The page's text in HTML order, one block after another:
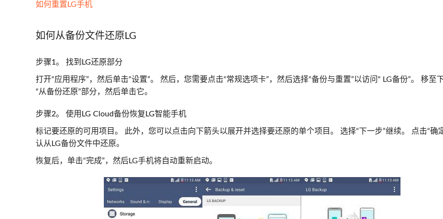
如何重置LG手机
如何从备份文件还原LG
步骤1。 找到LG还原部分
打开“应用程序”，然后单击“设置”。 然后，您需要点击“常规选项卡”，然后选择“备份与重置”以访问“ LG备份”。 移至
“从备份还原”部分，然后单击它。
步骤2。 使用LG Cloud备份恢复LG智能手机
标记要还原的可用项目。 此外，您可以点击向下箭头以展开并选择要还原的单个项目。 选择“下一步”继续。 点击“确
认从LG备份文件中还原。
恢复后，单击“完成”，然后LG手机将自动重新启动。